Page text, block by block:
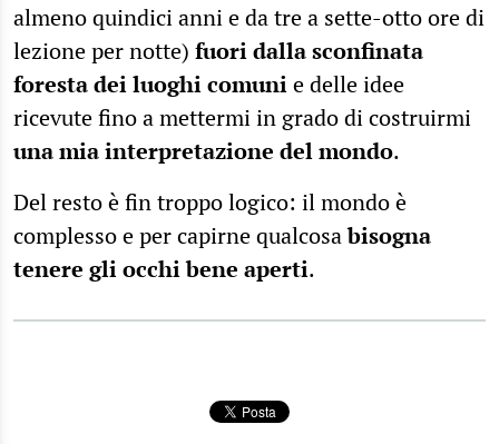
almeno quindici anni e da tre a sette-otto ore di
lezione per notte) fuori dalla sconfinata
foresta dei luoghi comunie delle idee
ricevute fino a mettermi in grado di costruirmi
una mia interpretazione del mondo.
Del resto è fin troppo logico: il mondo è
complesso e per capirne qualcosabisogna
tenere gli occhi bene aperti.